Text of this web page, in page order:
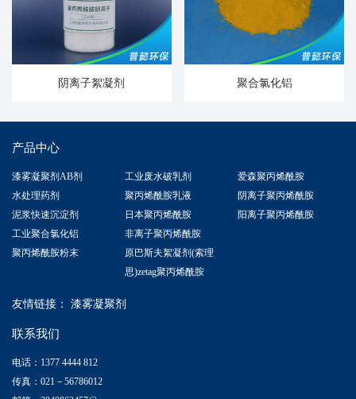
阴离子絮凝剂 聚合氯化铝
产品中心
漆雾凝聚剂AB剂
水处理药剂
泥浆快速沉淀剂
工业聚合氯化铝
聚丙烯酰胺粉末
工业废水破乳剂
聚丙烯酰胺乳液
日本聚丙烯酰胺
非离子聚丙烯酰胺
原巴斯夫絮凝剂(索理
思)zetag聚丙烯酰胺
爱森聚丙烯酰胺
阴离子聚丙烯酰胺
阳离子聚丙烯酰胺
友情链接： 漆雾凝聚剂
联系我们
电话：1377 4444 812
传真：021－56786012